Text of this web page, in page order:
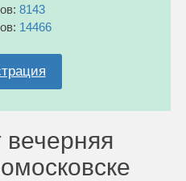
8143
14466
вечерняя